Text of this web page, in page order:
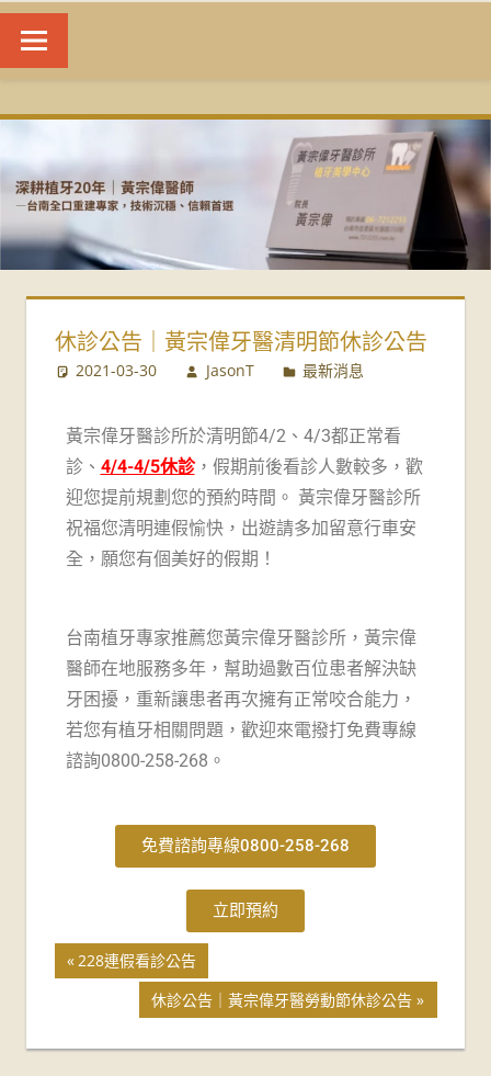
台
南
植
牙
|
黃
宗
偉
牙
醫
所-
台
南
醫
推
薦
休診公告｜黃宗偉牙醫清明節休診公告
2021-03-30 JasonT 最新消息
黃宗偉牙醫診所於清明節4/2、4/3都正常看
診、 4/4-4/5休診，假期前後看診人數較多，歡
迎您提前規劃您的預約時間。 黃宗偉牙醫診所
祝福您清明連假愉快，出遊請多加留意行車安
全，願您有個美好的假期！
台南植牙專家推薦您黃宗偉牙醫診所，黃宗偉
醫師在地服務多年，幫助過數百位患者解決缺
牙困擾，重新讓患者再次擁有正常咬合能力，
若您有植牙相關問題，歡迎來電撥打免費專線
諮詢0800-258-268。
免費諮詢專線0800-258-268
立即預約
228連假看診公告
休診公告｜黃宗偉牙醫勞動節休診公告